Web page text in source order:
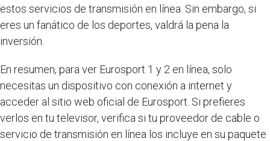
estos servicios de transmisión en línea. Sin embargo, si
eres un fanático de los deportes, valdrá la pena la
inversión.
En resumen, para ver Eurosport 1 y 2 en línea, solo
necesitas un dispositivo con conexión a internet y
acceder al sitio web oficial de Eurosport. Si prefieres
verlos en tu televisor, verifica si tu proveedor de cable o
servicio de transmisión en línea los incluye en su paquete